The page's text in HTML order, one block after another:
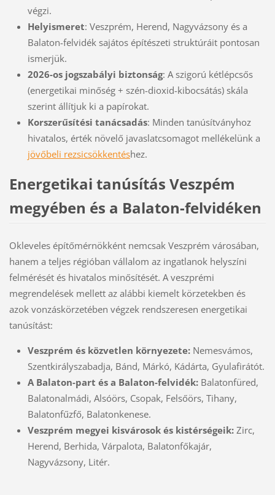
végzi.
Helyismeret: Veszprém, Herend, Nagyvázsony és a
Balaton-felvidék sajátos építészeti struktúráit pontosan
ismerjük.
2026-os jogszabályi biztonság: A szigorú kétlépcsős
(energetikai minőség + szén-dioxid-kibocsátás) skála
szerint állítjuk ki a papírokat.
Korszerűsítési tanácsadás: Minden tanúsítványhoz
hivatalos, érték növelő javaslatcsomagot mellékelünk a
jövőbeli rezsicsökkentéshez.
Energetikai tanúsítás Veszpém
megyében és a Balaton-felvidéken
Okleveles építőmérnökként nemcsak Veszprém városában,
hanem a teljes régióban vállalom az ingatlanok helyszíni
felmérését és hivatalos minősítését. A veszprémi
megrendelések mellett az alábbi kiemelt körzetekben és
azok vonzáskörzetében végzek rendszeresen energetikai
tanúsítást:
Veszprém és közvetlen környezete:Nemesvámos,
Szentkirályszabadja, Bánd, Márkó, Kádárta, Gyulafirátót.
A Balaton-part és a Balaton-felvidék:Balatonfüred,
Balatonalmádi, Alsóörs, Csopak, Felsőörs, Tihany,
Balatonfűzfő, Balatonkenese.
Veszprém megyei kisvárosok és kistérségeik:Zirc,
Herend, Berhida, Várpalota, Balatonfőkajár,
Nagyvázsony, Litér.